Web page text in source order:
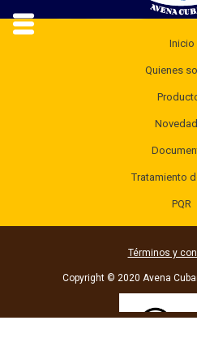
Inicio
Quienes
Tratamiento
PQR
Términos y
Copyright © 2020 Avena